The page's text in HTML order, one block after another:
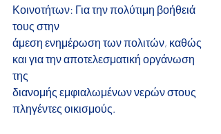
Κοινοτήτων: Για την πολύτιμη βοήθειά
τους στην
άμεση ενημέρωση των πολιτών, καθώς
και για την αποτελεσματική οργάνωση
της
διανομής εμφιαλωμένων νερών στους
πληγέντες οικισμούς.